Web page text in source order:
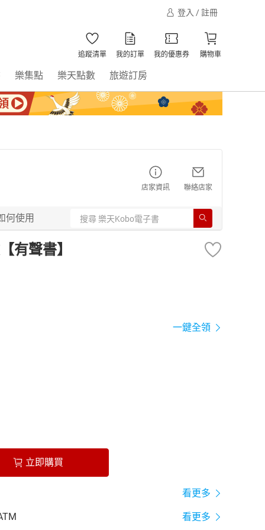
登入 / 註冊
追蹤清單 我的訂單 我的優惠券 購物車
樂集點 樂天點數 旅遊訂房
店家資訊 聯絡店家
何使用
有聲書】
一鍵全領
立即購買
看更多
看更多